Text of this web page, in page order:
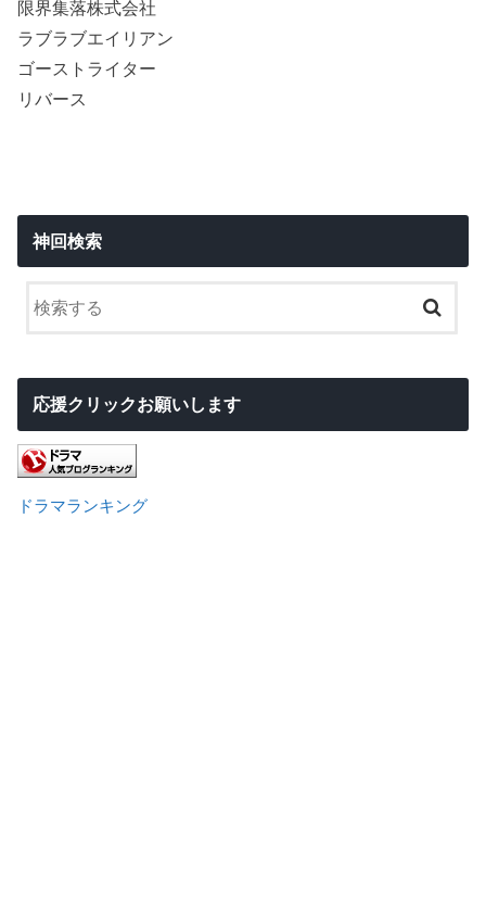
限界集落株式会社
ラブラブエイリアン
ゴーストライター
リバース
神回検索
応援クリックお願いします
ドラマランキング